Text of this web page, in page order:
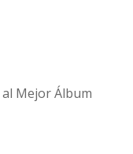
al Mejor Álbum